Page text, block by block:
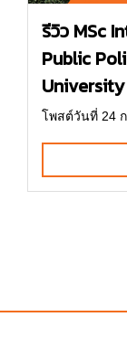
รีวิว MSc
Public
โพสต์วันที่ 24